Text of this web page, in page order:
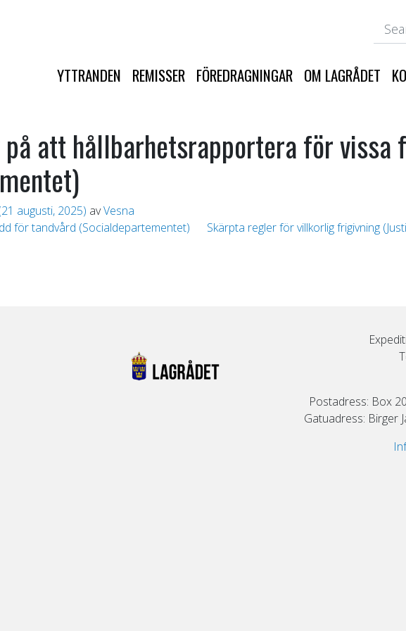
YTTRANDEN REMISSER FÖREDRAGNINGAR OM LAGRÅDET
att hållbarhetsrapportera för vissa
augusti, 2025) avVesna
för tandvård (Socialdepartementet) Skärpta regler för villkorlig frigivning
Postadress: Box
Gatuadress: Birger